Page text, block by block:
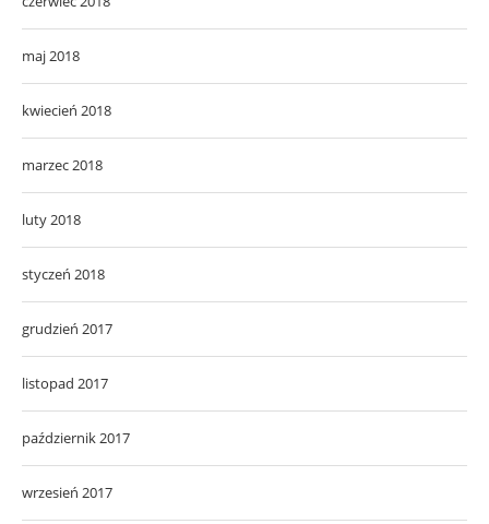
maj 2018
kwiecień 2018
marzec 2018
luty 2018
styczeń 2018
grudzień 2017
listopad 2017
październik 2017
wrzesień 2017